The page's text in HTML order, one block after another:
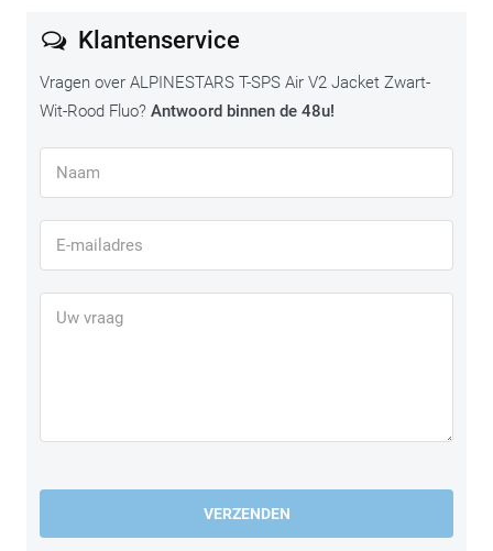
Klantenservice
Vragen over ALPINESTARS T-SPS Air V2 Jacket Zwart-
Wit-Rood Fluo? Antwoord binnen de 48u!
VERZENDEN